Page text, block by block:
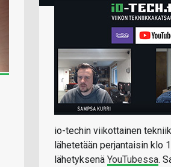
io-techin viikottainen
lähetetään perjantaisin klo
lähetyksenä YouTubessa.